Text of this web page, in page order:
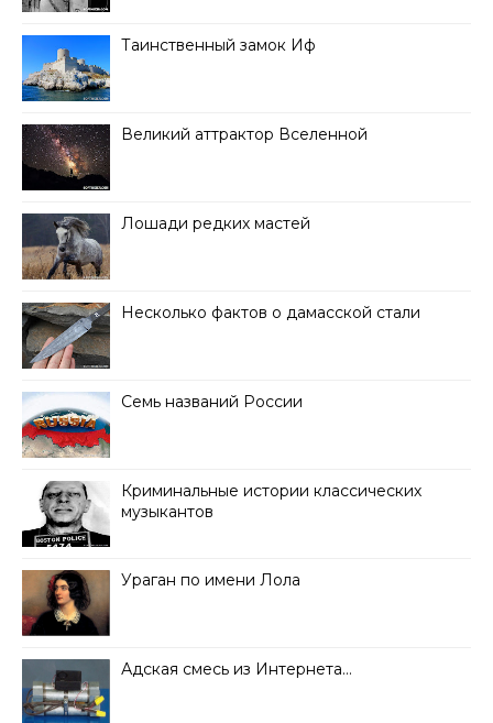
Таинственный замок Иф
Великий аттрактор Вселенной
Лошади редких мастей
Несколько фактов о дамасской стали
Семь названий России
Криминальные истории классических
музыкантов
Ураган по имени Лола
Адская смесь из Интернета…